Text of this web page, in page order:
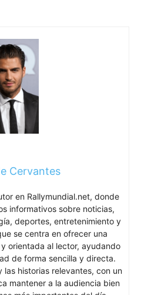
Cervantes
en Rallymundial.net, donde
informativos sobre noticias,
deportes, entretenimiento y
se centra en ofrecer una
orientada al lector, ayudando
de forma sencilla y directa.
las historias relevantes, con un
mantener a la audiencia bien